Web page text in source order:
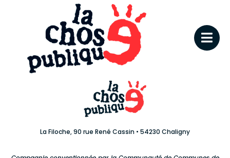
La Filoche, 90 rue René Cassin • 54230 Chaligny